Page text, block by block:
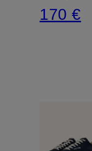
170 €